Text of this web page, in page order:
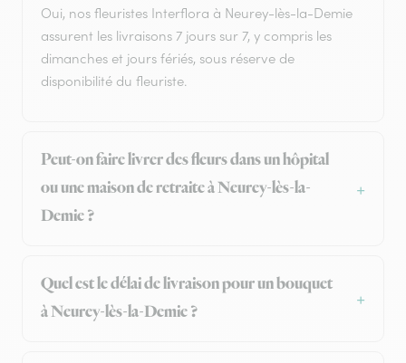
Oui, nos fleuristes Interflora à Neurey-lès-la-Demie
assurent les livraisons 7 jours sur 7, y compris les
dimanches et jours fériés, sous réserve de
disponibilité du fleuriste.
Peut-on faire livrer des fleurs dans un hôpital
ou une maison de retraite à Neurey-lès-la-
Demie ?
Quel est le délai de livraison pour un bouquet
à Neurey-lès-la-Demie ?